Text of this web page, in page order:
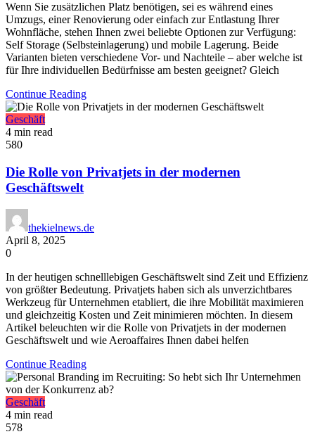
Wenn Sie zusätzlichen Platz benötigen, sei es während eines
Umzugs, einer Renovierung oder einfach zur Entlastung Ihrer
Wohnfläche, stehen Ihnen zwei beliebte Optionen zur Verfügung:
Self Storage (Selbsteinlagerung) und mobile Lagerung. Beide
Varianten bieten verschiedene Vor- und Nachteile – aber welche ist
für Ihre individuellen Bedürfnisse am besten geeignet? Gleich
Continue Reading
Geschäft
4 min read
580
Die Rolle von Privatjets in der modernen
Geschäftswelt
thekielnews.de
April 8, 2025
0
In der heutigen schnelllebigen Geschäftswelt sind Zeit und Effizienz
von größter Bedeutung. Privatjets haben sich als unverzichtbares
Werkzeug für Unternehmen etabliert, die ihre Mobilität maximieren
und gleichzeitig Kosten und Zeit minimieren möchten. In diesem
Artikel beleuchten wir die Rolle von Privatjets in der modernen
Geschäftswelt und wie Aeroaffaires Ihnen dabei helfen
Continue Reading
Geschäft
4 min read
578